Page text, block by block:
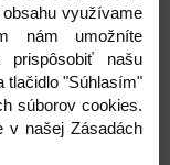
využívame
nám umožníte
prispôsobiť našu
tlačidlo "Súhlasím"
súborov cookies.
v našej Zásadách